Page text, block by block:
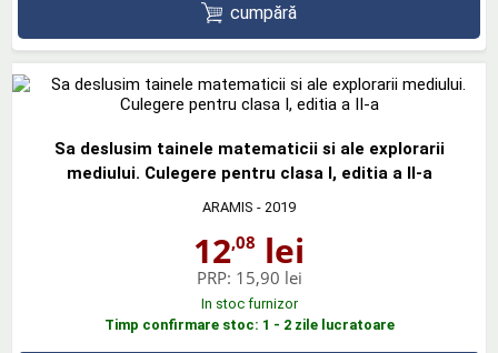
cumpără
Sa deslusim tainele matematicii si ale explorarii
mediului. Culegere pentru clasa I, editia a II-a
ARAMIS - 2019
12,08 lei
PRP: 15,90 lei
In stoc furnizor
Timp confirmare stoc: 1 - 2 zile lucratoare